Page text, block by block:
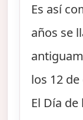
Es así
años se
los 12
El Día de